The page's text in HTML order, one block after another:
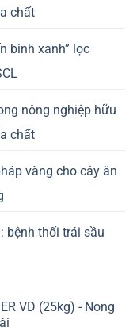
chất
binh xanh” lọc
nông nghiệp hữu
chất
vàng cho cây ăn
bệnh thối trái sầu
VD (25kg) - Nong